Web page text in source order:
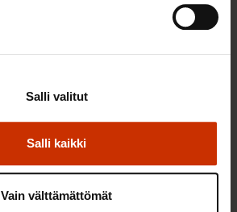
Salli kaikki
Salli valitut
Vain välttämättömät